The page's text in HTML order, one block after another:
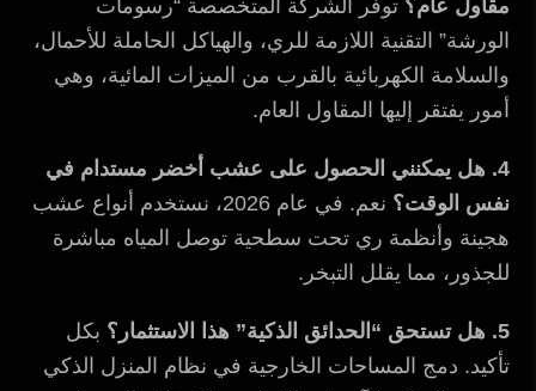
مقاول عام؟ توفر الشركة المتخصصة “رسومات
الورشة” التقنية اللازمة للري، والهياكل الحاملة للأحمال،
والسلامة الكهربائية بالقرب من الميزات المائية، وهي
أمور يفتقر إليها المقاول العام.
4. هل يمكنني الحصول على عشب أخضر مستدام في
نفس الوقت؟
نعم. في عام 2026، نستخدم أنواع عشب
هجينة وأنظمة ري تحت سطحية توصل المياه مباشرة
للجذور، مما يقلل التبخر.
5. هل تستحق “الحدائق الذكية” هذا الاستثمار؟
بكل
تأكيد. دمج المساحات الخارجية في نظام المنزل الذكي